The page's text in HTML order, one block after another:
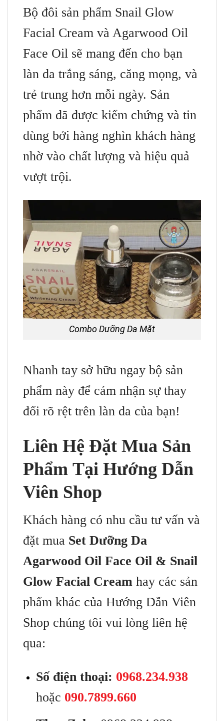
Bộ đôi sản phẩm Snail Glow
Facial Cream và Agarwood Oil
Face Oil sẽ mang đến cho bạn
làn da trắng sáng, căng mọng, và
trẻ trung hơn mỗi ngày. Sản
phẩm đã được kiểm chứng và tin
dùng bởi hàng nghìn khách hàng
nhờ vào chất lượng và hiệu quả
vượt trội.
Combo Dưỡng Da Mặt
Nhanh tay sở hữu ngay bộ sản
phẩm này để cảm nhận sự thay
đổi rõ rệt trên làn da của bạn!
Liên Hệ Đặt Mua Sản
Phẩm Tại Hướng Dẫn
Viên Shop
Khách hàng có nhu cầu tư vấn và
đặt mua Set Dưỡng Da
Agarwood Oil Face Oil & Snail
Glow Facial Cream hay các sản
phẩm khác của Hướng Dẫn Viên
Shop chúng tôi vui lòng liên hệ
qua:
Số điện thoại: 0968.234.938
hoặc 090.7899.660